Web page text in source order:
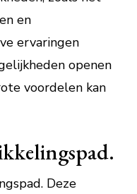
en
ervaringen
openen
voordelen kan
Deze